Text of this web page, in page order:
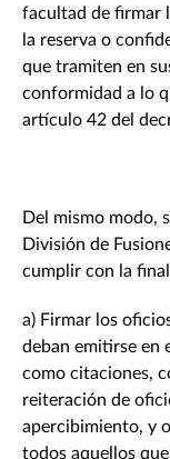
facultad de firmar
la reserva o
que tramiten en
conformidad a lo
artículo 42 del
Del mismo modo,
División de
cumplir con la
a) Firmar los
deban emitirse en
como citaciones,
reiteración de
apercibimiento, y
todos aquellos